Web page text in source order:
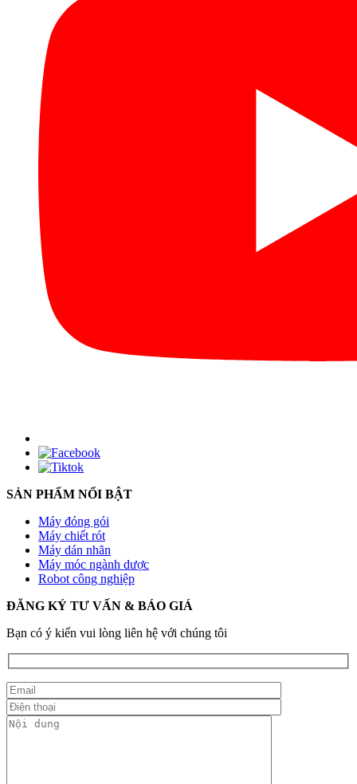
SẢN PHẨM NỔI BẬT
Máy đóng gói
Máy chiết rót
Máy dán nhãn
Máy móc ngành dược
Robot công nghiệp
ĐĂNG KÝ TƯ VẤN & BÁO GIÁ
Bạn có ý kiến vui lòng liên hệ với chúng tôi